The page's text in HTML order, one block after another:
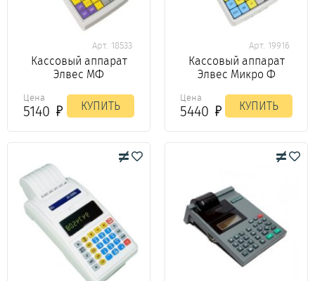
Арт. 18533
Кассовый аппарат
Элвес МФ
Цена
5140 КУПИТЬ
Арт. 19916
Кассовый аппарат
Элвес Микро Ф
Цена
5440 КУПИТЬ